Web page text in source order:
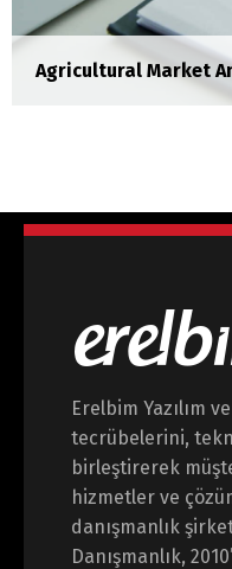
Lorem ipsum dolor
Agricultural Market
Erelbim Yazılım
tecrübelerini,
birleştirerek
hizmetler ve
danışmanlık
Danışmanlık,